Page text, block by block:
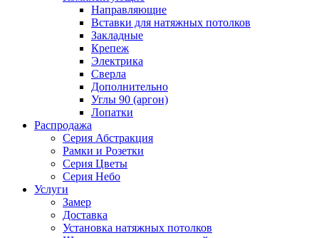
Направляющие
Вставки для натяжных потолков
Закладные
Крепеж
Электрика
Сверла
Дополнительно
Углы 90 (аргон)
Лопатки
Распродажа
Серия Абстракция
Рамки и Розетки
Серия Цветы
Серия Небо
Услуги
Замер
Доставка
Установка натяжных потолков